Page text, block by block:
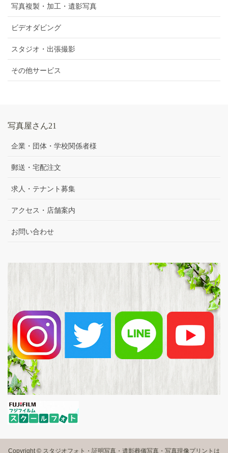
写真複製・加工・遺影写真
ビデオダビング
スタジオ・出張撮影
その他サービス
写真屋さん21
企業・団体・学校関係者様
郵送・宅配注文
求人・テナント募集
アクセス・店舗案内
お問い合わせ
Copyright © スタジオフォト・証明写真・遺影葬儀写真・写真現像プリントは